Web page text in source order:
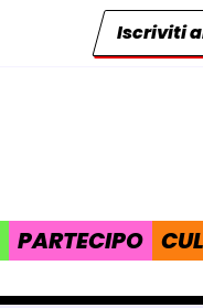
Iscriviti
PARTECIPO